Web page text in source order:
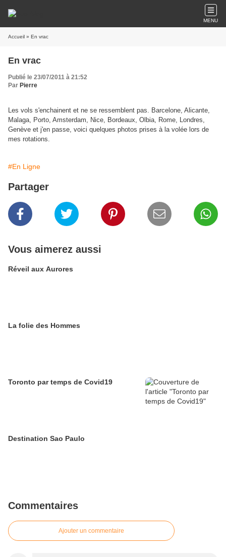
MENU
Accueil » En vrac
En vrac
Publié le 23/07/2011 à 21:52
Par Pierre
Les vols s'enchainent et ne se ressemblent pas. Barcelone, Alicante,
Malaga, Porto, Amsterdam, Nice, Bordeaux, Olbia, Rome, Londres,
Genève et j'en passe, voici quelques photos prises à la volée lors de
mes rotations.
#En Ligne
Partager
Vous aimerez aussi
Réveil aux Aurores
La folie des Hommes
Toronto par temps de Covid19
Destination Sao Paulo
Commentaires
Ajouter un commentaire